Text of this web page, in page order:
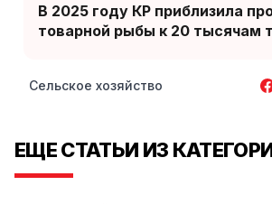
В 2025 году КР приблизила
товарной рыбы к 20 тысячам
Сельское хозяйство
ЕЩЕ СТАТЬИ ИЗ